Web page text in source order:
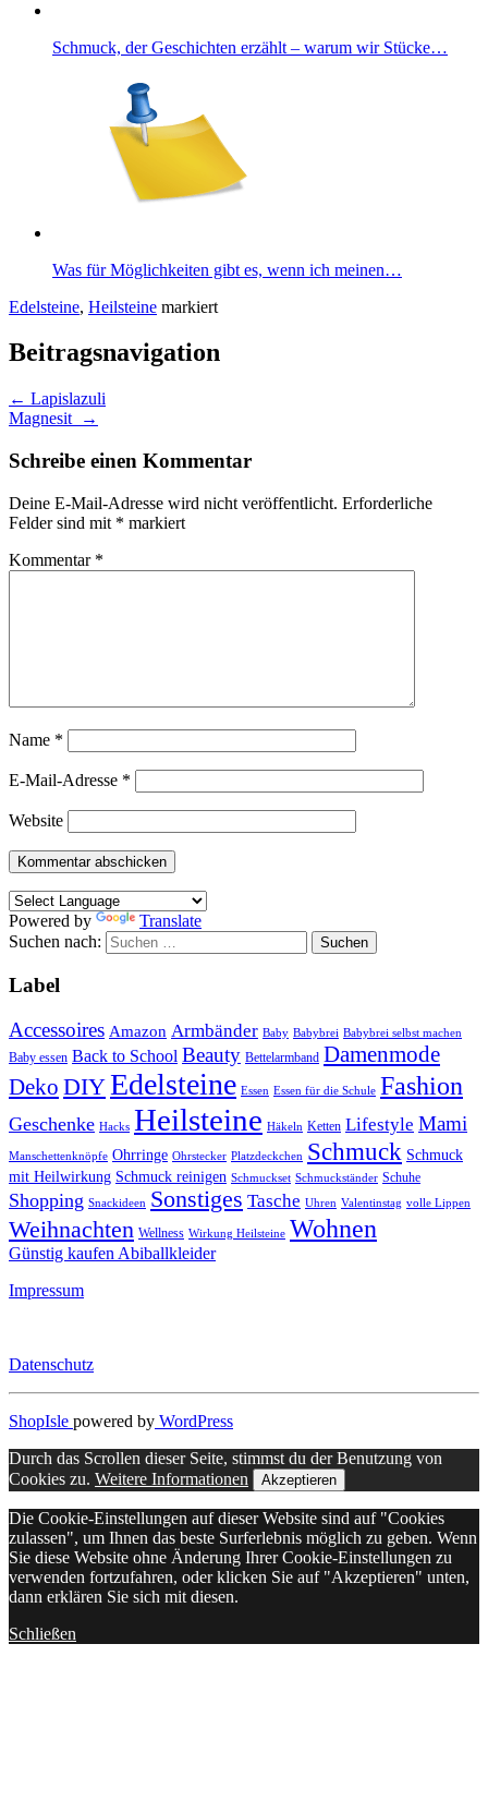
Schmuck, der Geschichten erzählt – warum wir Stücke…
Was für Möglichkeiten gibt es, wenn ich meinen…
Edelsteine, Heilsteine markiert
Beitragsnavigation
← Lapislazuli
Magnesit
→
Schreibe einen Kommentar
Deine E-Mail-Adresse wird nicht veröffentlicht. Erforderliche
Felder sind mit * markiert
Kommentar *
Name *
E-Mail-Adresse *
Website
Powered by
Translate
Suchen nach:
Label
Accessoires Amazon Armbänder Baby Babybrei Babybrei selbst machen
Baby essen Back to School Beauty Bettelarmband Damenmode
Deko DIYEdelsteine Essen Essen für die Schule Fashion
Geschenke Hacks Heilsteine Häkeln Ketten Lifestyle Mami
Manschettenknöpfe Ohrringe Ohrstecker Platzdeckchen Schmuck Schmuck
mit Heilwirkung Schmuck reinigen Schmuckset Schmuckständer Schuhe
Shopping Snackideen Sonstiges Tasche Uhren Valentinstag volle Lippen
Weihnachten Wellness Wirkung Heilsteine Wohnen
Günstig kaufen Abiballkleider
Impressum
Datenschutz
ShopIsle powered by WordPress
Durch das Scrollen dieser Seite, stimmst du der Benutzung von
Cookies zu. Weitere Informationen Akzeptieren
Die Cookie-Einstellungen auf dieser Website sind auf "Cookies
zulassen", um Ihnen das beste Surferlebnis möglich zu geben. Wenn
Sie diese Website ohne Änderung Ihrer Cookie-Einstellungen zu
verwenden fortzufahren, oder klicken Sie auf "Akzeptieren" unten,
dann erklären Sie sich mit diesen.
Schließen